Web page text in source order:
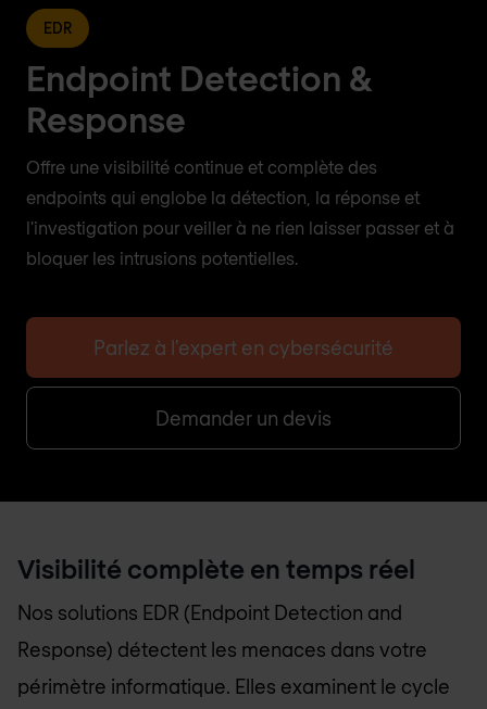
EDR
Endpoint Detection &
Response
Offre une visibilité continue et complète des
endpoints qui englobe la détection, la réponse et
l'investigation pour veiller à ne rien laisser passer et à
bloquer les intrusions potentielles.
Parlez à l'expert en cybersécurité
Demander un devis
Visibilité complète en temps réel
Nos solutions EDR (Endpoint Detection and
Response) détectent les menaces dans votre
périmètre informatique. Elles examinent le cycle